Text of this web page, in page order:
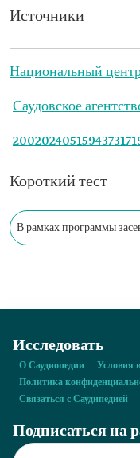
Источники
Национальный
Саудовское
Короткий тест
В рамках программы
Исследовать
О Саудиопедии
Условия
Политика
Связаться с Саудипедией
Подписаться на